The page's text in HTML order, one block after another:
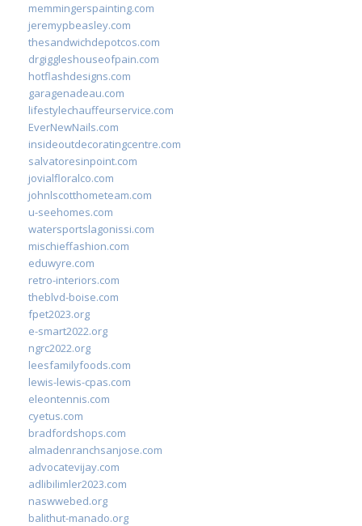
memmingerspainting.com
jeremypbeasley.com
thesandwichdepotcos.com
drgiggleshouseofpain.com
hotflashdesigns.com
garagenadeau.com
lifestylechauffeurservice.com
EverNewNails.com
insideoutdecoratingcentre.com
salvatoresinpoint.com
jovialfloralco.com
johnlscotthometeam.com
u-seehomes.com
watersportslagonissi.com
mischieffashion.com
eduwyre.com
retro-interiors.com
theblvd-boise.com
fpet2023.org
e-smart2022.org
ngrc2022.org
leesfamilyfoods.com
lewis-lewis-cpas.com
eleontennis.com
cyetus.com
bradfordshops.com
almadenranchsanjose.com
advocatevijay.com
adlibilimler2023.com
naswwebed.org
balithut-manado.org